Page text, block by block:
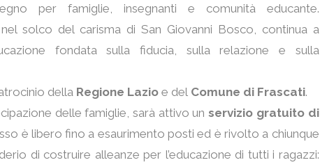
per famiglie, insegnanti e comunità educante.
nel solco del carisma di San Giovanni Bosco, continua a
fondata sulla fiducia, sulla relazione e sulla
della Regione Lazio e del Comune di Frascati.
delle famiglie, sarà attivo un servizio gratuito di
è libero fino a esaurimento posti ed è rivolto a chiunque
di costruire alleanze per l’educazione di tutti i ragazzi: